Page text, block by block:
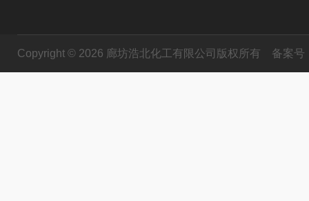
Copyright © 2026 廊坊浩北化工有限公司版权所有 备案号